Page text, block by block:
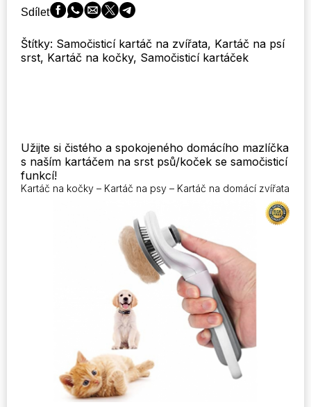
na
dlouhé
pro
domácí
Sdílet
Štítky: Samočisticí kartáč na zvířata, Kartáč na psí
srst, Kartáč na kočky, Samočisticí kartáček
Užijte si čistého a spokojeného domácího mazlíčka
s naším kartáčem na srst psů/koček se samočisticí
funkcí!
Kartáč na kočky – Kartáč na psy – Kartáč na domácí zvířata